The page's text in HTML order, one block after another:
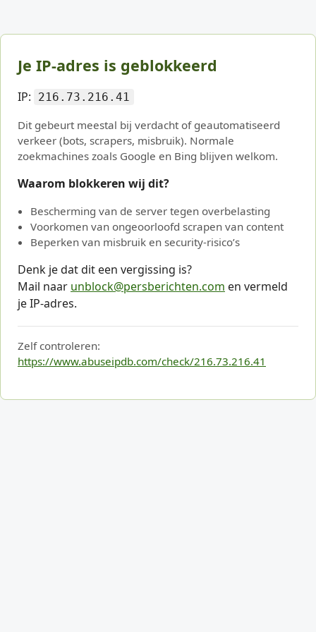
Je IP-adres is geblokkeerd
IP: 216.73.216.41
Dit gebeurt meestal bij verdacht of geautomatiseerd
verkeer (bots, scrapers, misbruik). Normale
zoekmachines zoals Google en Bing blijven welkom.
Waarom blokkeren wij dit?
Bescherming van de server tegen overbelasting
Voorkomen van ongeoorloofd scrapen van content
Beperken van misbruik en security-risico’s
Denk je dat dit een vergissing is?
Mail naar unblock@persberichten.com en vermeld
je IP-adres.
Zelf controleren:
https://www.abuseipdb.com/check/216.73.216.41